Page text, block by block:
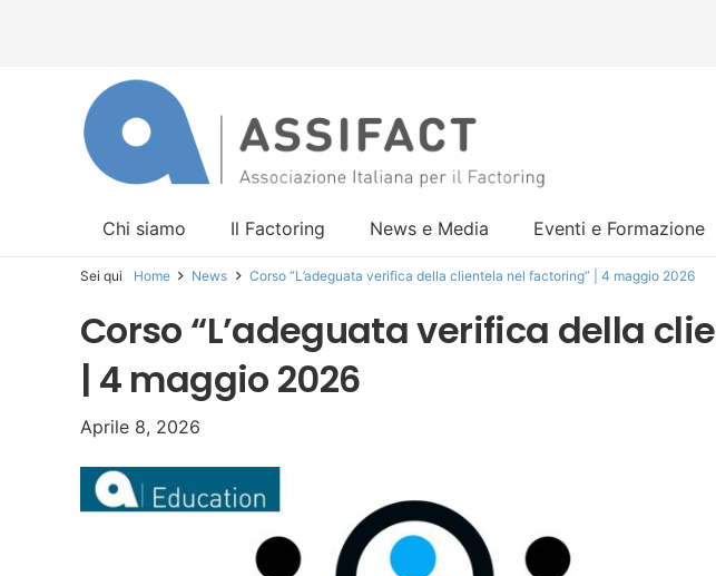
Chi siamo Il Factoring News e Media Eventi e Formazione
Sei qui Home News Corso “L’adeguata verifica della clientela nel factoring” | 4 maggio 2026
Corso “L’adeguata verifica della
| 4 maggio 2026
Aprile 8, 2026